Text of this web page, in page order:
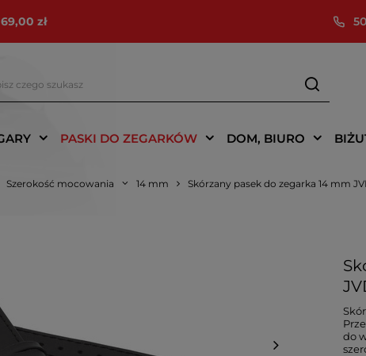
zł
PASKI DO ZEGARKÓW DOM, BIURO
Szerokość mocowania 14 mm Skórzany pasek do zegarka 14 mm
do